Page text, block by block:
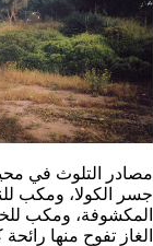
مصادر التلوث في
جسر الكولا، ومكب
المكشوفة، ومكب
الغاز تفوح منها